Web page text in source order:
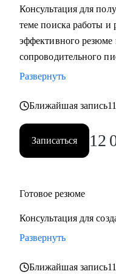
С чем помогу:
• Разработать
других сфер.
• Определить, какие
смены вектора.
• Правильно
и в самопрезентации на
• Разобраться в рынке
Кому могу помочь:
в направлениях:
поддержка, Прикладное
Системная аналитика
Консультация для
теме поиска работы и
эффективного
сопроводительного
Развернуть
Ближайшая запись
Записаться 12
Готовое резюме
Консультация для
Развернуть
Ближайшая запись